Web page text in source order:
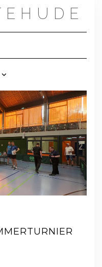
Navigation